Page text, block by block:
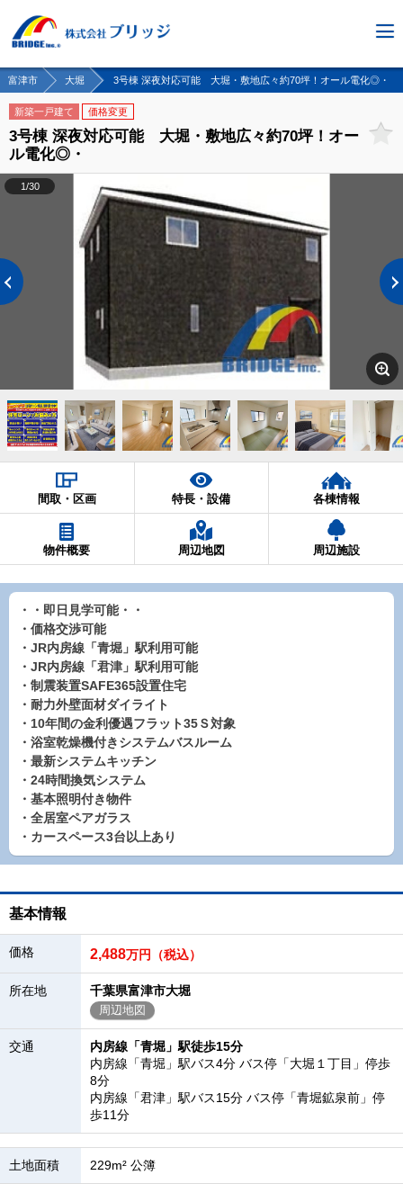
富津市 大堀 3号棟 深夜対応可能 大堀・敷地広々約70坪！オール電化◎・
新築一戸建て 価格変更
3号棟 深夜対応可能 大堀・敷地広々約70坪！オー
ル電化◎・
1/30
間取・区画 特長・設備 各棟情報
物件概要 周辺地図 周辺施設
・・即日見学可能・・
・価格交渉可能
・JR内房線「青堀」駅利用可能
・JR内房線「君津」駅利用可能
・制震装置SAFE365設置住宅
・耐力外壁面材ダイライト
・10年間の金利優遇フラット35Ｓ対象
・浴室乾燥機付きシステムバスルーム
・最新システムキッチン
・24時間換気システム
・基本照明付き物件
・全居室ペアガラス
・カースペース3台以上あり
基本情報
価格 2,488万円（税込）
所在地 千葉県富津市大堀
周辺地図
交通
内房線「青堀」駅徒歩15分
内房線「青堀」駅バス4分 バス停「大堀１丁目」停歩
8分
内房線「君津」駅バス15分 バス停「青堀鉱泉前」停
歩11分
土地面積 229m² 公簿